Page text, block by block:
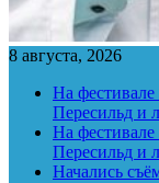
8 августа, 2026
На
Пересильд и
На
Пересильд и
Начались